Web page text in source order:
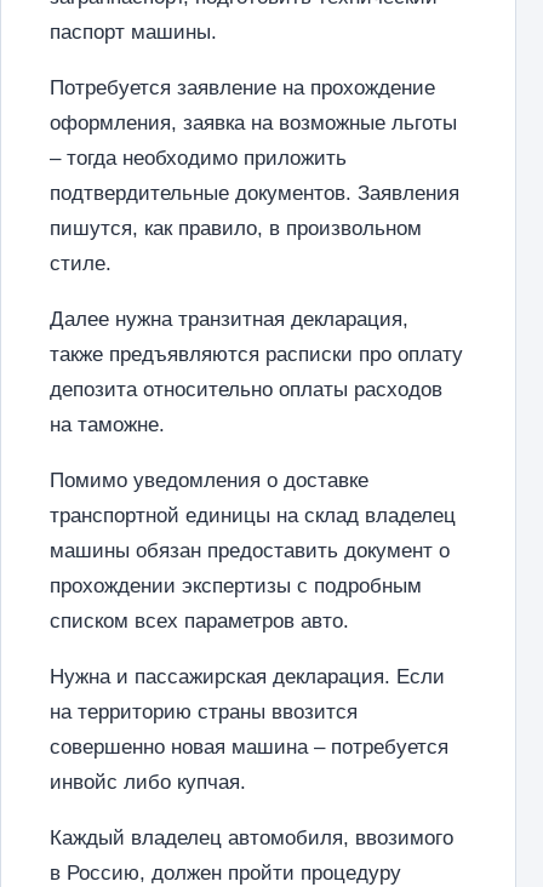
паспорт машины.
Потребуется заявление на прохождение
оформления, заявка на возможные льготы
– тогда необходимо приложить
подтвердительные документов. Заявления
пишутся, как правило, в произвольном
стиле.
Далее нужна транзитная декларация,
также предъявляются расписки про оплату
депозита относительно оплаты расходов
на таможне.
Помимо уведомления о доставке
транспортной единицы на склад владелец
машины обязан предоставить документ о
прохождении экспертизы с подробным
списком всех параметров авто.
Нужна и пассажирская декларация. Если
на территорию страны ввозится
совершенно новая машина – потребуется
инвойс либо купчая.
Каждый владелец автомобиля, ввозимого
в Россию, должен пройти процедуру